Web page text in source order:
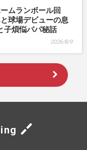
ムランボール回
球場デビューの息
子煩悩パパ秘話
2026/8/9